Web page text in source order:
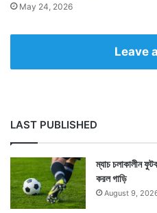
May 24, 2026
Leave
LAST PUBLISHED
ম্যাচ চলাকালীন
করল গাড়ি
August 9,